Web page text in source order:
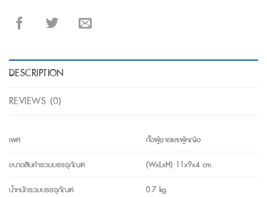
DESCRIPTION
REVIEWS (0)
เพศ
ทั้งผู้ชายและผู้หญิง
ขนาดสินค้ารวมบรรจุภัณฑ์
(WxLxH) 11x9x4 cm.
น้ำหนักรวมบรรจุภัณฑ์
0.7 kg.